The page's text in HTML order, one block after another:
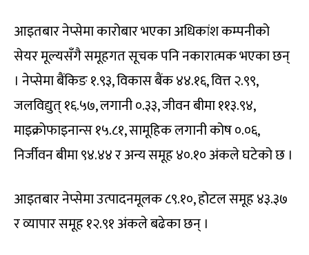
आइतबार नेप्सेमा कारोबार भएका अधिकांश कम्पनीको
सेयर मूल्यसँगै समूहगत सूचक पनि नकारात्मक भएका छन्
। नेप्सेमा बैंकिङ १.९३, विकास बैंक ४४.१६, वित्त २.९९,
जलविद्युत् १६.५७, लगानी ०.३३, जीवन बीमा ११३.९४,
माइक्रोफाइनान्स १५.८१, सामूहिक लगानी कोष ०.०६,
निर्जीवन बीमा ९४.४४ र अन्य समूह ४०.१० अंकले घटेको छ ।
आइतबार नेप्सेमा उत्पादनमूलक ८९.१०, होटल समूह ४३.३७
र व्यापार समूह १२.९१ अंकले बढेका छन् ।